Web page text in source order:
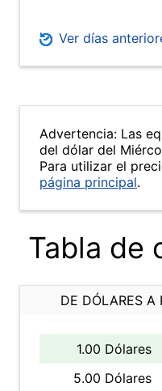
Ver días
Advertencia: Las
del dólar del
Para utilizar el
página principal.
Tabla de
DE DÓLARES A
1.00 Dólares
5.00 Dólares